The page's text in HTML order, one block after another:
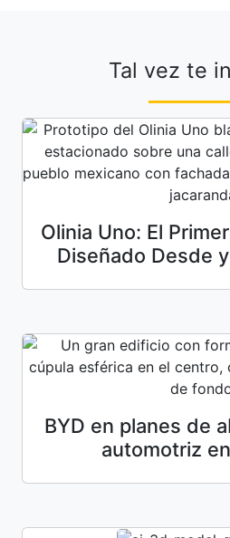
Tal vez te
Olinia Uno: El
Diseñado Desde
BYD en planes de
automotriz